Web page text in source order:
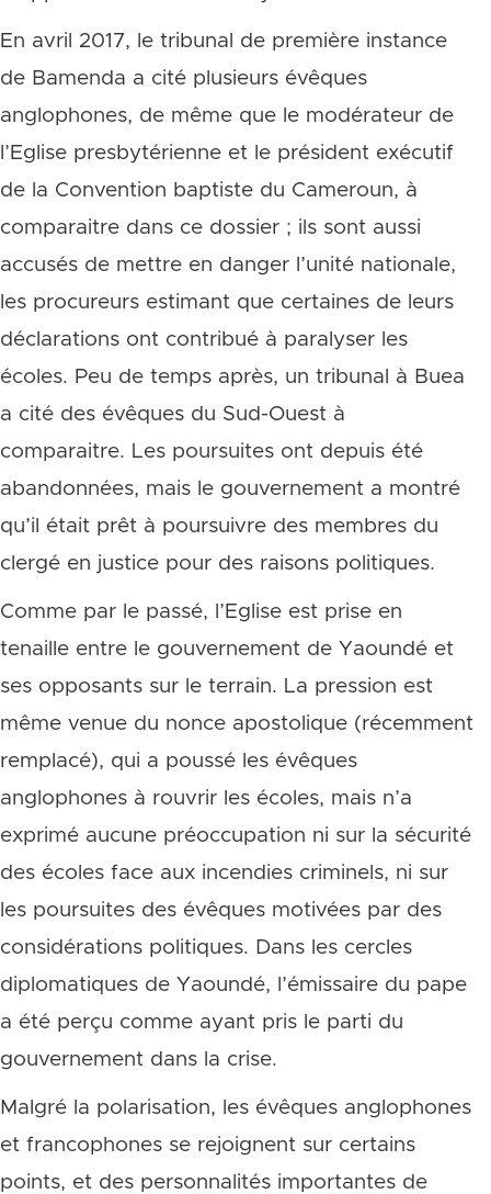
En avril 2017, le tribunal de première instance
de Bamenda a cité plusieurs évêques
anglophones, de même que le modérateur de
l’Eglise presbytérienne et le président exécutif
de la Convention baptiste du Cameroun, à
comparaitre dans ce dossier ; ils sont aussi
accusés de mettre en danger l’unité nationale,
les procureurs estimant que certaines de leurs
déclarations ont contribué à paralyser les
écoles. Peu de temps après, un tribunal à Buea
a cité des évêques du Sud-Ouest à
comparaitre. Les poursuites ont depuis été
abandonnées, mais le gouvernement a montré
qu’il était prêt à poursuivre des membres du
clergé en justice pour des raisons politiques.
Comme par le passé, l’Eglise est prise en
tenaille entre le gouvernement de Yaoundé et
ses opposants sur le terrain. La pression est
même venue du nonce apostolique (récemment
remplacé), qui a poussé les évêques
anglophones à rouvrir les écoles, mais n’a
exprimé aucune préoccupation ni sur la sécurité
des écoles face aux incendies criminels, ni sur
les poursuites des évêques motivées par des
considérations politiques. Dans les cercles
diplomatiques de Yaoundé, l’émissaire du pape
a été perçu comme ayant pris le parti du
gouvernement dans la crise.
Malgré la polarisation, les évêques anglophones
et francophones se rejoignent sur certains
points, et des personnalités importantes de